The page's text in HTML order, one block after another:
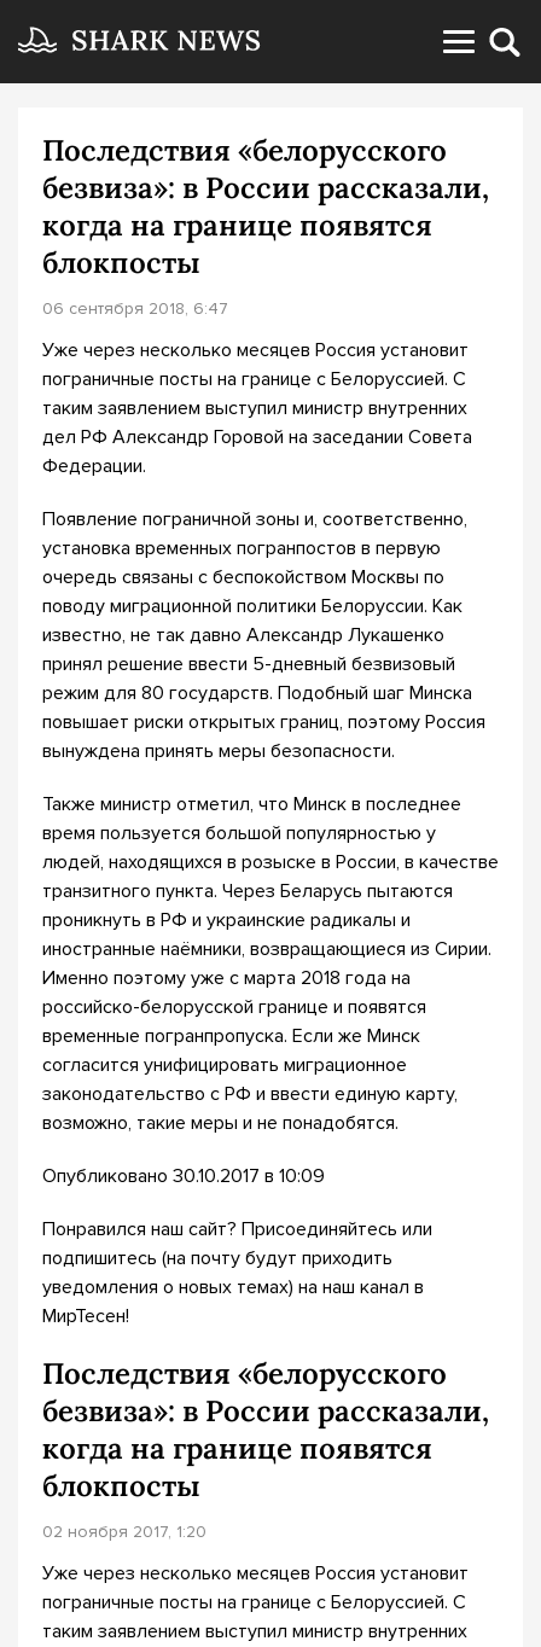
Последствия «белорусского
безвиза»: в России рассказали,
когда на границе появятся
блокпосты
06 сентября 2018, 6:47
Уже через несколько месяцев Россия установит
пограничные посты на границе с Белоруссией. С
таким заявлением выступил министр внутренних
дел РФ Александр Горовой на заседании Совета
Федерации.
Появление пограничной зоны и, соответственно,
установка временных погранпостов в первую
очередь связаны с беспокойством Москвы по
поводу миграционной политики Белоруссии. Как
известно, не так давно Александр Лукашенко
принял решение ввести 5-дневный безвизовый
режим для 80 государств. Подобный шаг Минска
повышает риски открытых границ, поэтому Россия
вынуждена принять меры безопасности.
Также министр отметил, что Минск в последнее
время пользуется большой популярностью у
людей, находящихся в розыске в России, в качестве
транзитного пункта. Через Беларусь пытаются
проникнуть в РФ и украинские радикалы и
иностранные наёмники, возвращающиеся из Сирии.
Именно поэтому уже с марта 2018 года на
российско-белорусской границе и появятся
временные погранпропуска. Если же Минск
согласится унифицировать миграционное
законодательство с РФ и ввести единую карту,
возможно, такие меры и не понадобятся.
Опубликовано 30.10.2017 в 10:09
Понравился наш сайт? Присоединяйтесь или
подпишитесь (на почту будут приходить
уведомления о новых темах) на наш канал в
МирТесен!
Последствия «белорусского
безвиза»: в России рассказали,
когда на границе появятся
блокпосты
02 ноября 2017, 1:20
Уже через несколько месяцев Россия установит
пограничные посты на границе с Белоруссией. С
таким заявлением выступил министр внутренних